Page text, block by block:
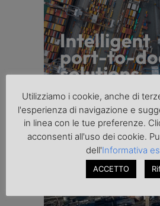
Utilizziamo i cookie, anche di
l'esperienza di navigazione e
in linea con le tue preferenze.
acconsenti all'uso dei cookie.
dell'Informativa
ACCETTO